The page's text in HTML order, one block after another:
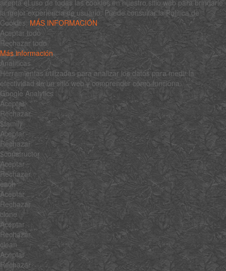
acepta el uso de todas las cookies en nuestro sitio web para brindarle
la mejor experiencia de usuario. Puede consultar la Política de
Cookies: MÁS INFORMACIÓN
Aceptar todo
Rechazar todo
Más información
Analíticas
Herramientas utilizadas para analizar los datos para medir la
efectividad de un sitio web y comprender cómo funciona.
Google Analytics
Aceptar
Rechazar
$family
Aceptar
Rechazar
$constructor
Aceptar
Rechazar
each
Aceptar
Rechazar
clone
Aceptar
Rechazar
clean
Aceptar
Rechazar